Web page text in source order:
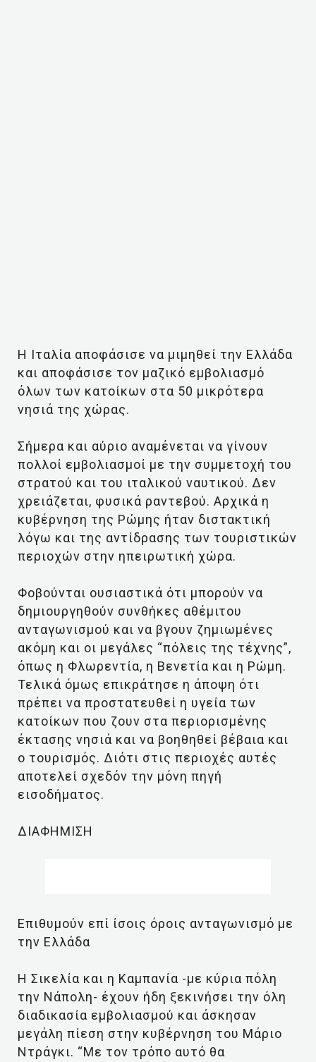
H Ιταλία αποφάσισε να μιμηθεί την Ελλάδα
και αποφάσισε τον μαζικό εμβολιασμό
όλων των κατοίκων στα 50 μικρότερα
νησιά της χώρας.
Σήμερα και αύριο αναμένεται να γίνουν
πολλοί εμβολιασμοί με την συμμετοχή του
στρατού και του ιταλικού ναυτικού. Δεν
χρειάζεται, φυσικά ραντεβού. Αρχικά η
κυβέρνηση της Ρώμης ήταν διστακτική
λόγω και της αντίδρασης των τουριστικών
περιοχών στην ηπειρωτική χώρα.
Φοβούνται ουσιαστικά ότι μπορούν να
δημιουργηθούν συνθήκες αθέμιτου
ανταγωνισμού και να βγουν ζημιωμένες
ακόμη και οι μεγάλες “πόλεις της τέχνης”,
όπως η Φλωρεντία, η Βενετία και η Ρώμη.
Τελικά όμως επικράτησε η άποψη ότι
πρέπει να προστατευθεί η υγεία των
κατοίκων που ζουν στα περιορισμένης
έκτασης νησιά και να βοηθηθεί βέβαια και
ο τουρισμός. Διότι στις περιοχές αυτές
αποτελεί σχεδόν την μόνη πηγή
εισοδήματος.
ΔΙΑΦΗΜΙΣΗ
Επιθυμούν επί ίσοις όροις ανταγωνισμό με
την Ελλάδα
Η Σικελία και η Καμπανία -με κύρια πόλη
την Νάπολη- έχουν ήδη ξεκινήσει την όλη
διαδικασία εμβολιασμού και άσκησαν
μεγάλη πίεση στην κυβέρνηση του Μάριο
Ντράγκι. “Με τον τρόπο αυτό θα